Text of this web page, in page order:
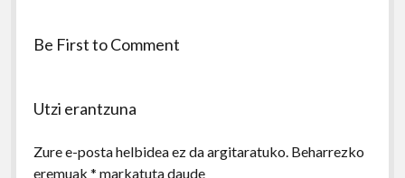
Be First to Comment
Utzi erantzuna
Zure e-posta helbidea ez da argitaratuko. Beharrezko
eremuak * markatuta daude